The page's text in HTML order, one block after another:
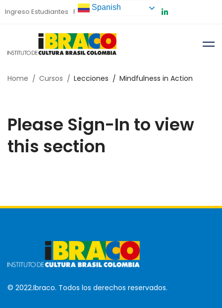
Ingreso Estudiantes Preinscripción
Home Cursos Lecciones Mindfulness in Action
Please Sign-In to view
this section
© 2022.Ibraco. Todos los derechos reservados.
Spanish